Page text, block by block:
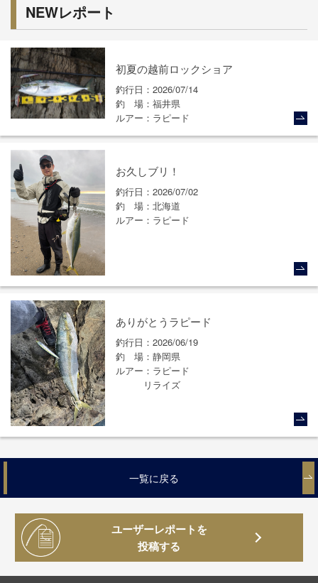
NEWレポート
初夏の越前ロックショア
釣行日
2026/07/14
釣場
福井県
ルアー
ラピード
お久しブリ！
釣行日
2026/07/02
釣場
北海道
ルアー
ラピード
ありがとうラピード
釣行日
2026/06/19
釣場
静岡県
ルアー
ラピード
リライズ
一覧に戻る
ユーザーレポートを
投稿する